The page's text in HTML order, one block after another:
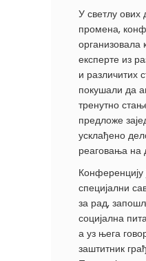
У светлу ових
промена,
организовала
експерте из
и различитих
покушали да
тренутно
предложе
усклађено
реаговања на
Конференцију
специјални
за рад,
социјална
а уз њега
заштитник